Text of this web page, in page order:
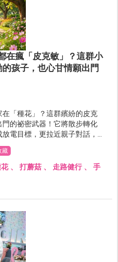
在瘋「皮克敏」？這群小
孩子，也心甘情願出門
「種花」？這群繽紛的皮克
的祕密武器！它將散步轉化
電目標，更拉近親子對話，
驚喜與笑聲！
藏
、 打蘑菇、 走路健行、 手